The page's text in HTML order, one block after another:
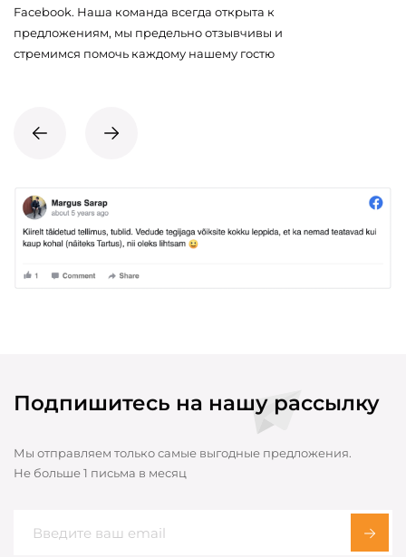
Facebook. Наша команда всегда открыта к
предложениям, мы предельно отзывчивы и
стремимся помочь каждому нашему гостю
Подпишитесь на нашу рассылку
Мы отправляем только самые выгодные предложения.
Не больше 1 письма в месяц